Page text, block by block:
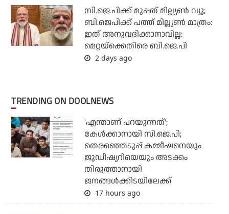
സി.ജെ.പിക്ക് മുപ്പത് മില്ല്യണ്‍ വ്യൂ;
ബി.ജെപിക്ക് പത്ത് മില്ല്യണ്‍ മാത്രം:
ഇത് അനുവദിക്കാനാവില്ല:
മെറ്റയ്‌ക്കെതിരെ ബി.ജെ.പി
2 days ago
TRENDING ON DOOLNEWS
'എന്താണ് പറയുന്നത്';
കേള്‍ക്കാനായി സി.ജെ.പി;
തെരഞ്ഞെടുപ്പ് കമ്മീഷനെയും
ജുഡീഷ്യറിയെയും അടക്കം
തിരുത്താനായി
ജനങ്ങള്‍ക്കിടയിലേക്ക്
17 hours ago